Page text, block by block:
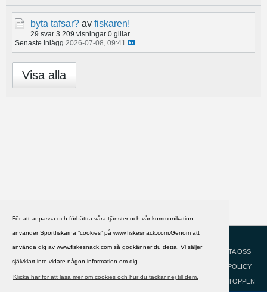
För att anpassa och förbättra våra tjänster och vår kommunikation
använder Sportfiskarna ”cookies” på www.fiskesnack.com.Genom att
använda dig av www.fiskesnack.com så godkänner du detta. Vi säljer
självklart inte vidare någon information om dig.
Klicka här för att läsa mer om cookies och hur du tackar nej till dem.
byta tafsar? av fiskaren!
29 svar 3 209 visningar 0 gillar
Senaste inlägg 2026-07-08, 09:41
Visa alla
HJÄLP
KONTAKTA OSS
COOKIEPOLICY
GÅ TILL TOPPEN